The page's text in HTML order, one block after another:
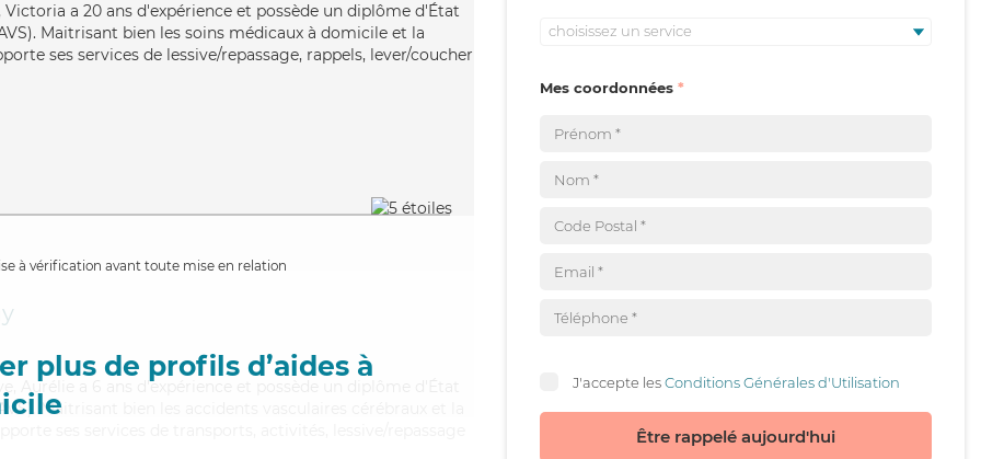
a 20 ans d'expérience et possède un diplôme d'État
Maitrisant bien les soins médicaux à domicile et la
ses services de lessive/repassage, rappels, lever/coucher
à vérification avant toute mise en relation
plus de profils d’aides à
Aurélie a 6 ans d'expérience et possède un diplôme d'État
Maitrisant bien les accidents vasculaires cérébraux et la
choisissez un service
Mes coordonnées
J'accepte lesConditions Générales d'Utilisation
Être rappelé aujourd'hui